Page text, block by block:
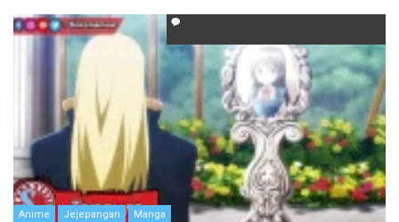
Anime Jejepangan Manga